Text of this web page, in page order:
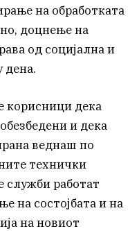
на обработката
доцнење на
од социјална и
дена.
корисници дека
и дека
веднаш по
технички
служби работат
на состојбата и на
на новиот